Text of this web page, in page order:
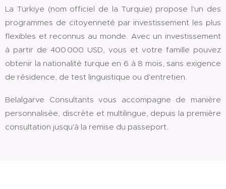
La Türkiye (nom officiel de la Turquie) propose l'un des
programmes de citoyenneté par investissement les plus
flexibles et reconnus au monde. Avec un investissement
à partir de 400 000 USD, vous et votre famille pouvez
obtenir la nationalité turque en 6 à 8 mois, sans exigence
de résidence, de test linguistique ou d'entretien.
Belalgarve Consultants vous accompagne de manière
personnalisée, discrète et multilingue, depuis la première
consultation jusqu'à la remise du passeport.